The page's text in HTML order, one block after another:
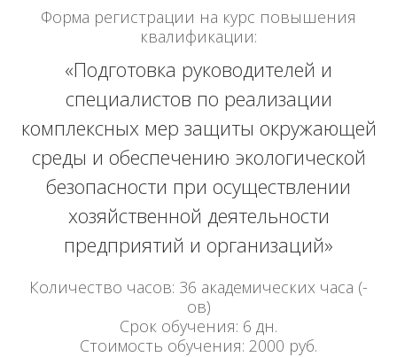
Форма регистрации на курс повышения
квалификации:
«Подготовка руководителей и
специалистов по реализации
комплексных мер защиты окружающей
среды и обеспечению экологической
безопасности при осуществлении
хозяйственной деятельности
предприятий и организаций»
Количество часов: 36 академических часа (-
ов)
Срок обучения: 6 дн.
Стоимость обучения: 2000 руб.